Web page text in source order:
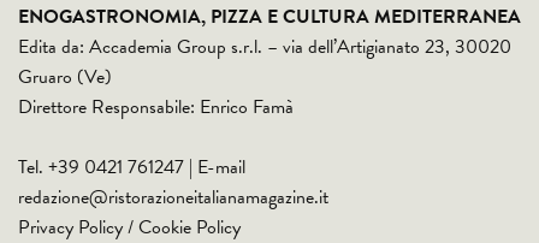
ENOGASTRONOMIA, PIZZA E CULTURA MEDITERRANEA
Edita da: Accademia Group s.r.l. – via dell’Artigianato 23, 30020
Gruaro (Ve)
Direttore Responsabile: Enrico Famà
Tel. +39 0421 761247 | E-mail
redazione@ristorazioneitalianamagazine.it
Privacy Policy/Cookie Policy